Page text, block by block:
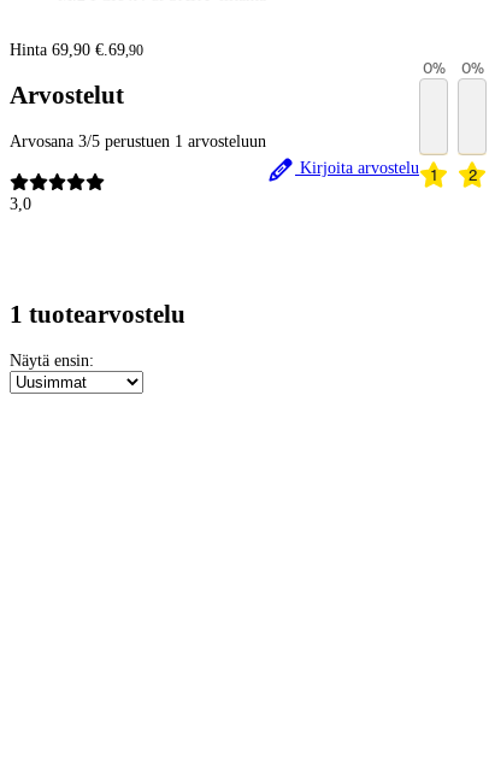
Hinta 69,90 €.69,90
Arvostelut
Arvosana 3/5 perustuen 1 arvosteluun
3,0
Kirjoita arvostelu 1
0%
2
0%
1 tuotearvostelu
Näytä ensin: